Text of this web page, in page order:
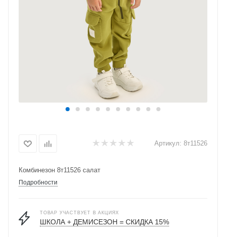
Артикул: 8т11526
Комбинезон 8т11526 салат
Подробности
ТОВАР УЧАСТВУЕТ В АКЦИЯХ
ШКОЛА + ДЕМИСЕЗОН = СКИДКА 15%